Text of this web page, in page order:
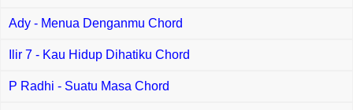
Ady - Menua Denganmu Chord
Ilir 7 - Kau Hidup Dihatiku Chord
P Radhi - Suatu Masa Chord